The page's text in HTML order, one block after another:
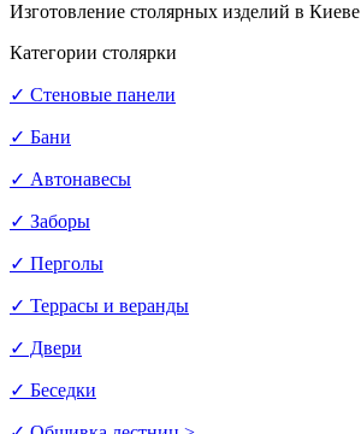
Изготовление столярных изделий в Киеве
Категории столярки
✓ Стеновые панели
✓ Бани
✓ Автонавесы
✓ Заборы
✓ Перголы
✓ Террасы и веранды
✓ Двери
✓ Беседки